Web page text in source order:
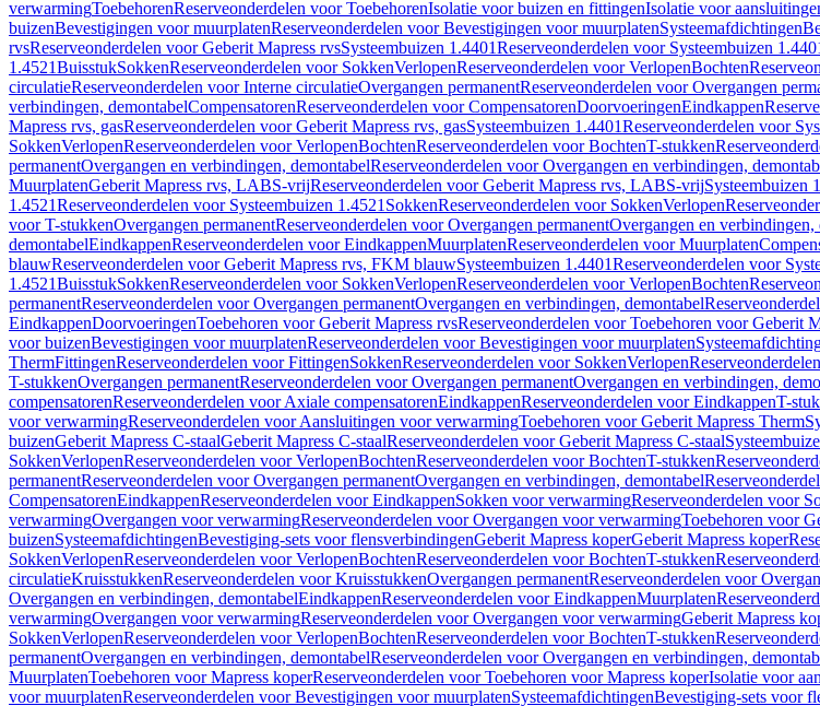
verwarmingToebehorenReserveonderdelen voor ToebehorenIsolatie voor buizen en fittingenIsolatie voor
buizenBevestigingen voor muurplatenReserveonderdelen voor Bevestigingen voor muurplatenSysteemafdichtingen
rvsReserveonderdelen voor Geberit Mapress rvsSysteembuizen 1.4401Reserveonderdelen voor Systeembuizen
1.4521BuisstukSokkenReserveonderdelen voor SokkenVerlopenReserveonderdelen voor VerlopenBochten
circulatieReserveonderdelen voor Interne circulatieOvergangen permanentReserveonderdelen voor Overgangen
verbindingen, demontabelCompensatorenReserveonderdelen voor CompensatorenDoorvoeringenEindkappen
Mapress rvs, gasReserveonderdelen voor Geberit Mapress rvs, gasSysteembuizen 1.4401Reserveonderdelen voor
SokkenVerlopenReserveonderdelen voor VerlopenBochtenReserveonderdelen voor BochtenT-stukken
permanentOvergangen en verbindingen, demontabelReserveonderdelen voor Overgangen en verbindingen,
MuurplatenGeberit Mapress rvs, LABS-vrijReserveonderdelen voor Geberit Mapress rvs, LABS-vrijSysteembuizen
1.4521Reserveonderdelen voor Systeembuizen 1.4521 SokkenReserveonderdelen voor SokkenVerlopen
voor T-stukkenOvergangen permanentReserveonderdelen voor Overgangen permanentOvergangen en verbindingen,
demontabelEindkappenReserveonderdelen voor EindkappenMuurplatenReserveonderdelen voor Muurplaten
blauwReserveonderdelen voor Geberit Mapress rvs, FKM blauwSysteembuizen 1.4401Reserveonderdelen voor
1.4521BuisstukSokkenReserveonderdelen voor SokkenVerlopenReserveonderdelen voor VerlopenBochten
permanentReserveonderdelen voor Overgangen permanentOvergangen en verbindingen, demontabel
EindkappenDoorvoeringenToebehoren voor Geberit Mapress rvsReserveonderdelen voor Toebehoren voor Geberit
voor buizenBevestigingen voor muurplatenReserveonderdelen voor Bevestigingen voor muurplaten
ThermFittingenReserveonderdelen voor FittingenSokkenReserveonderdelen voor SokkenVerlopen
T-stukkenOvergangen permanentReserveonderdelen voor Overgangen permanentOvergangen en verbindingen,
compensatorenReserveonderdelen voor Axiale compensatorenEindkappenReserveonderdelen voor EindkappenT-
voor verwarmingReserveonderdelen voor Aansluitingen voor verwarmingToebehoren voor Geberit Mapress Therm
buizenGeberit Mapress C-staalGeberit Mapress C-staalReserveonderdelen voor Geberit Mapress C-staal
SokkenVerlopenReserveonderdelen voor VerlopenBochtenReserveonderdelen voor BochtenT-stukken
permanentReserveonderdelen voor Overgangen permanentOvergangen en verbindingen, demontabel
CompensatorenEindkappenReserveonderdelen voor EindkappenSokken voor verwarmingReserveonderdelen voor
verwarmingOvergangen voor verwarmingReserveonderdelen voor Overgangen voor verwarmingToebehoren voor
buizenSysteemafdichtingenBevestiging-sets voor flensverbindingenGeberit Mapress koperGeberit Mapress koper
SokkenVerlopenReserveonderdelen voor VerlopenBochtenReserveonderdelen voor BochtenT-stukken
circulatieKruisstukkenReserveonderdelen voor KruisstukkenOvergangen permanentReserveonderdelen voor
Overgangen en verbindingen, demontabelEindkappenReserveonderdelen voor EindkappenMuurplaten
verwarmingOvergangen voor verwarmingReserveonderdelen voor Overgangen voor verwarmingGeberit Mapress
SokkenVerlopenReserveonderdelen voor VerlopenBochtenReserveonderdelen voor BochtenT-stukken
permanentOvergangen en verbindingen, demontabelReserveonderdelen voor Overgangen en verbindingen,
MuurplatenToebehoren voor Mapress koperReserveonderdelen voor Toebehoren voor Mapress koperIsolatie voor
voor muurplatenReserveonderdelen voor Bevestigingen voor muurplatenSysteemafdichtingenBevestiging-sets voor